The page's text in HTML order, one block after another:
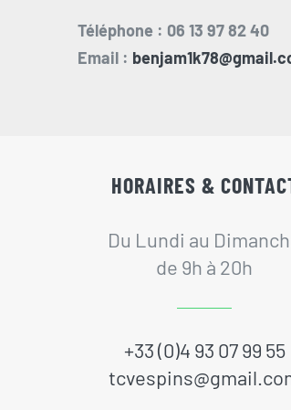
Téléphone : 06 13 97 82 40
Email :
HORAIRES &
Du Lundi au
de 9h à 20h
+33 (0)4 93 07 99 55